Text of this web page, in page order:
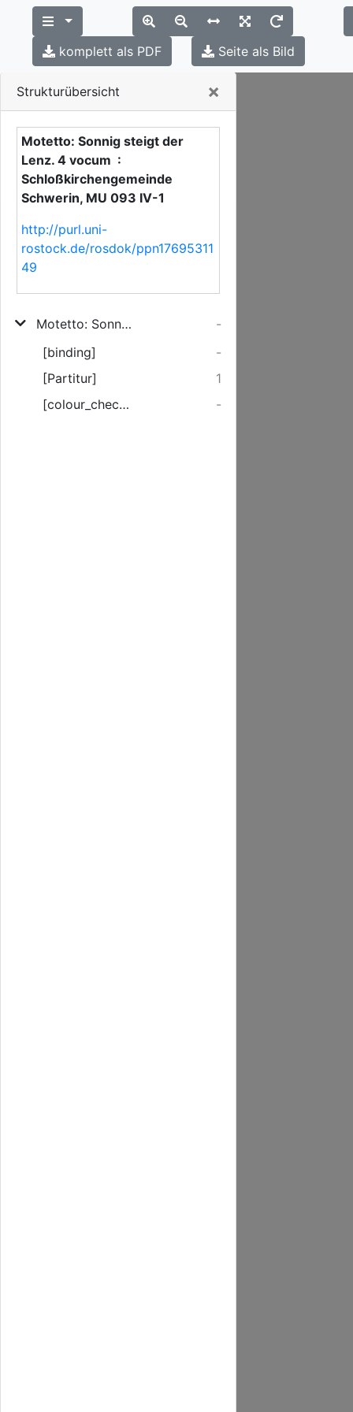
Strukturübersicht ×
Motetto: Sonnig steigt der
Lenz. 4 vocum :
Schloßkirchengemeinde
Schwerin, MU 093 IV-1
http://purl.uni-
rostock.de/rosdok/ppn17695311
49
Motetto: Sonnig steigt der Lenz. 4 vocum
-
[binding]
-
[Partitur]
1
[colour_checker]
-
komplett als PDF Seite als Bild